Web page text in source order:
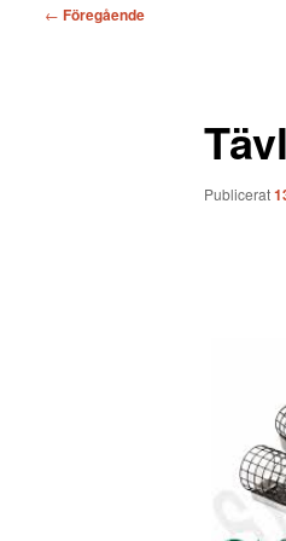
Inläggsnavigering
← Föregående
Publicerat